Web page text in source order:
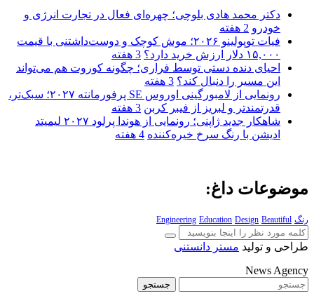
دکتر محمد هادی بلوچی؛ چهره‌ای فعال در تجارت انرژی و
خودرو 2 هفته
فیات توپولینو ۲۰۲۶؛ موش کوچک و دوست‌داشتنی با قیمت
۱۵,۰۰۰ دلار ارزش خرید دارد؟
3 هفته
احیای دنده دستی توسط فراری؛ چگونه کوروت هم می‌تواند
این مسیر را دنبال کند؟ 3 هفته
رونمایی از لامبورگینی اوروس SE پرفورمانته ۲۰۲۷؛ سبک‌تر،
قدرتمندتر و لبریز از فیبر کربن 3 هفته
شاهکار جدید ژاپنی؛ رونمایی از هوندا پرلود ۲۰۲۷ لیمیتد
ادیشن با رنگ سرخ خیره‌کننده 4 هفته
موضوعات داغ:
رنگ Engineering Education Design Beautiful
طراحی و تولید مستر دانستنی
News Agency
جستجو